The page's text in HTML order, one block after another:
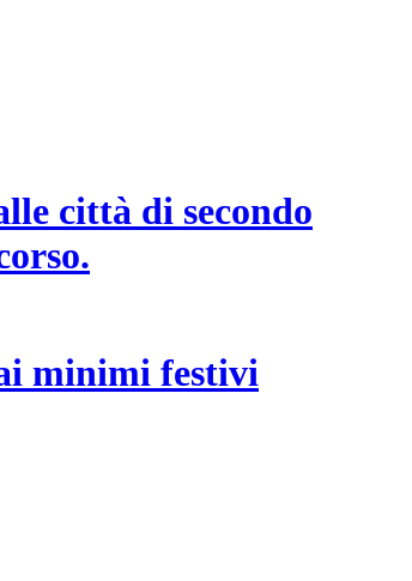
città di secondo
minimi festivi